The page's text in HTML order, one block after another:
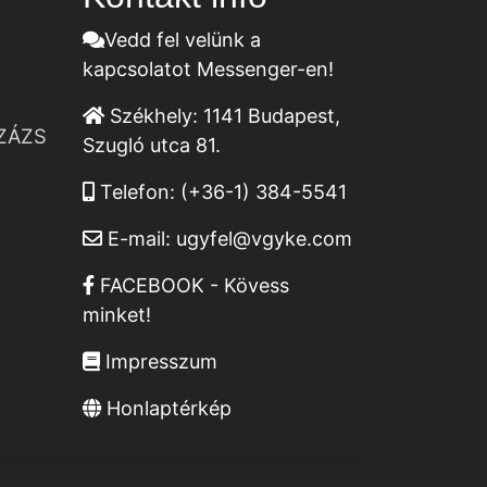
Vedd fel velünk a
kapcsolatot Messenger-en!
Székhely: 1141 Budapest,
Szugló utca 81.
Telefon: (+36-1) 384-5541
E-mail: ugyfel@vgyke.com
FACEBOOK - Kövess
minket!
Impresszum
Honlaptérkép